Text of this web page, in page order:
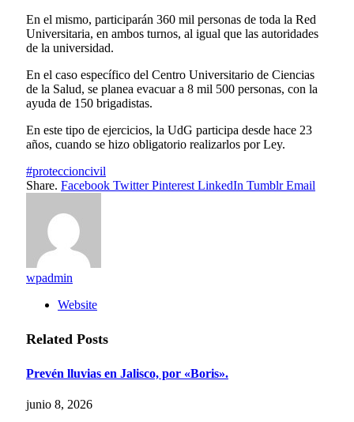
En el mismo, participarán 360 mil personas de toda la Red
Universitaria, en ambos turnos, al igual que las autoridades
de la universidad.
En el caso específico del Centro Universitario de Ciencias
de la Salud, se planea evacuar a 8 mil 500 personas, con la
ayuda de 150 brigadistas.
En este tipo de ejercicios, la UdG participa desde hace 23
años, cuando se hizo obligatorio realizarlos por Ley.
#proteccioncivil
Share. Facebook Twitter Pinterest LinkedIn Tumblr Email
wpadmin
Website
Related Posts
Prevén lluvias en Jalisco, por «Boris».
junio 8, 2026